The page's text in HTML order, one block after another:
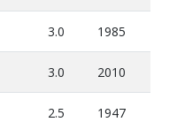
3.0 1985
3.0 2010
2.5 1947